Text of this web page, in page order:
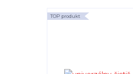
TOP produkt